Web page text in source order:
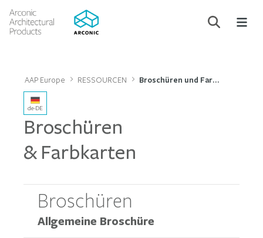
AAP Europe RESSOURCEN Broschüren und Farbkarten
de-DE
Broschüren
& Farbkarten
Broschüren
Allgemeine Broschüre